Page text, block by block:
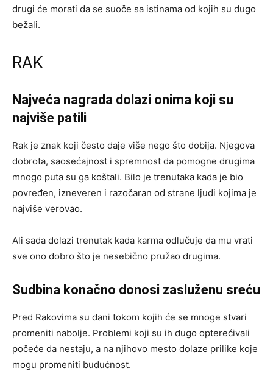
drugi će morati da se suoče sa istinama od kojih su dugo
bežali.
RAK
Najveća nagrada dolazi onima koji su
najviše patili
Rak je znak koji često daje više nego što dobija. Njegova
dobrota, saosećajnost i spremnost da pomogne drugima
mnogo puta su ga koštali. Bilo je trenutaka kada je bio
povređen, izneveren i razočaran od strane ljudi kojima je
najviše verovao.
Ali sada dolazi trenutak kada karma odlučuje da mu vrati
sve ono dobro što je nesebično pružao drugima.
Sudbina konačno donosi zasluženu sreću
Pred Rakovima su dani tokom kojih će se mnoge stvari
promeniti nabolje. Problemi koji su ih dugo opterećivali
počeće da nestaju, a na njihovo mesto dolaze prilike koje
mogu promeniti budućnost.